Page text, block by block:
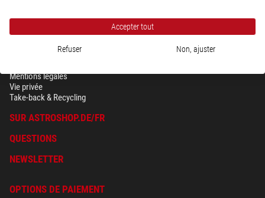
SÉCURITÉ & VIE PRIVÉE
Mentions légales
Vie privée
Take-back & Recycling
SUR ASTROSHOP.DE/FR
QUESTIONS
NEWSLETTER
OPTIONS DE PAIEMENT
Accepter tout
Refuser Non, ajuster